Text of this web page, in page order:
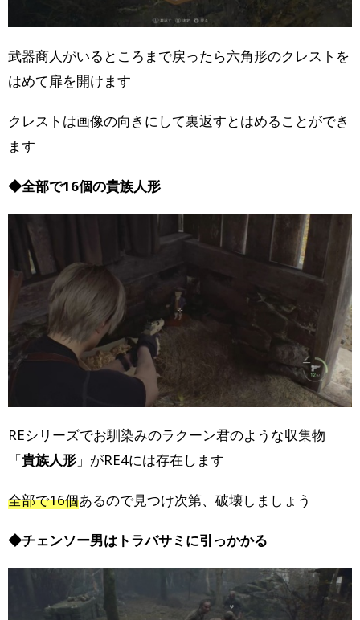
武器商人がいるところまで戻ったら六角形のクレストを
はめて扉を開けます
クレストは画像の向きにして裏返すとはめることができ
ます
◆全部で16個の貴族人形
REシリーズでお馴染みのラクーン君のような収集物
「貴族人形 」がRE4には存在します
全部で16個あるので見つけ次第、破壊しましょう
◆チェンソー男はトラバサミに引っかかる